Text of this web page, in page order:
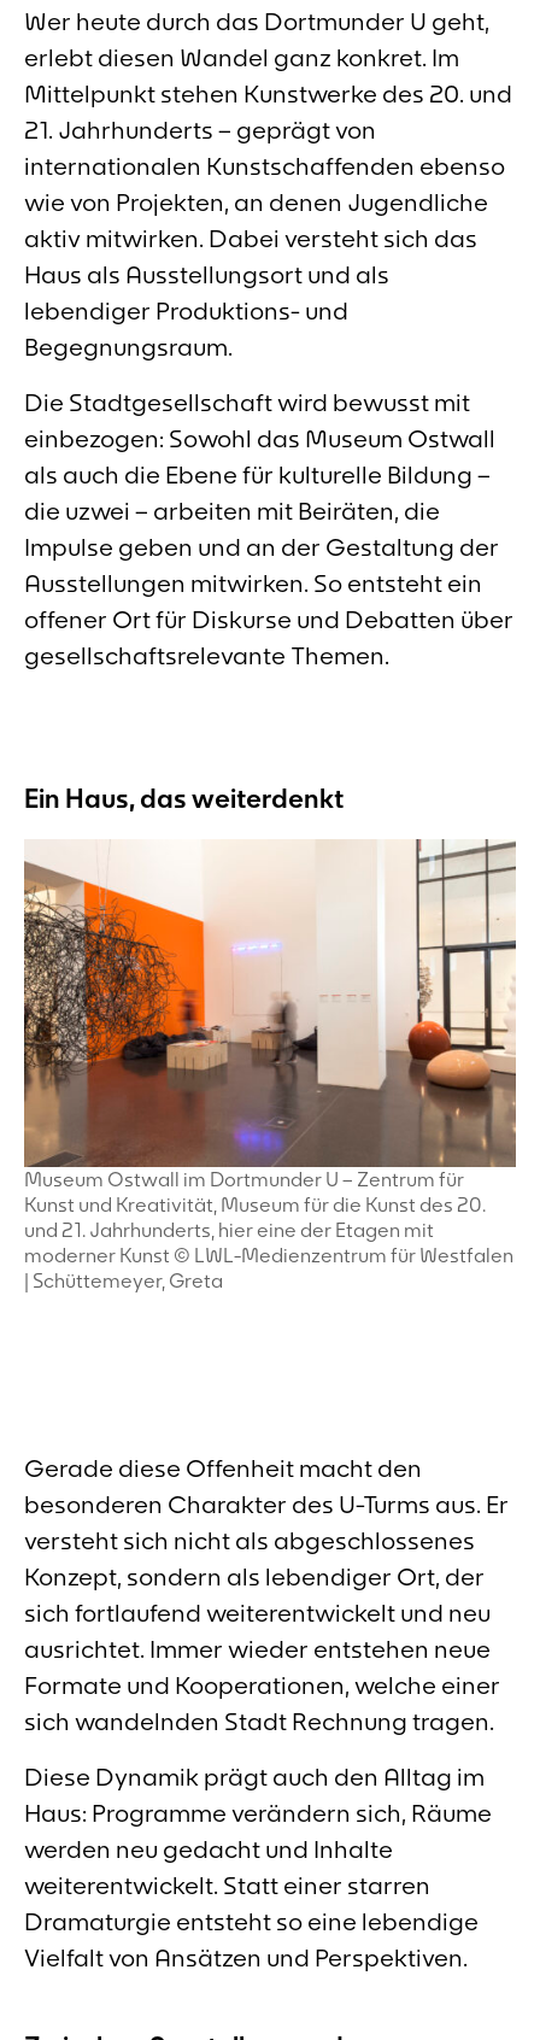
Wer heute durch das Dortmunder U geht,
erlebt diesen Wandel ganz konkret. Im
Mittelpunkt stehen Kunstwerke des 20. und
21. Jahrhunderts – geprägt von
internationalen Kunstschaffenden ebenso
wie von Projekten, an denen Jugendliche
aktiv mitwirken. Dabei versteht sich das
Haus als Ausstellungsort und als
lebendiger Produktions- und
Begegnungsraum.
Die Stadtgesellschaft wird bewusst mit
einbezogen: Sowohl das Museum Ostwall
als auch die Ebene für kulturelle Bildung –
die uzwei – arbeiten mit Beiräten, die
Impulse geben und an der Gestaltung der
Ausstellungen mitwirken. So entsteht ein
offener Ort für Diskurse und Debatten über
gesellschaftsrelevante Themen.
Ein Haus, das weiterdenkt
Museum Ostwall im Dortmunder U – Zentrum für
Kunst und Kreativität, Museum für die Kunst des 20.
und 21. Jahrhunderts, hier eine der Etagen mit
moderner Kunst © LWL-Medienzentrum für Westfalen
| Schüttemeyer, Greta
Gerade diese Offenheit macht den
besonderen Charakter des U-Turms aus. Er
versteht sich nicht als abgeschlossenes
Konzept, sondern als lebendiger Ort, der
sich fortlaufend weiterentwickelt und neu
ausrichtet. Immer wieder entstehen neue
Formate und Kooperationen, welche einer
sich wandelnden Stadt Rechnung tragen.
Diese Dynamik prägt auch den Alltag im
Haus: Programme verändern sich, Räume
werden neu gedacht und Inhalte
weiterentwickelt. Statt einer starren
Dramaturgie entsteht so eine lebendige
Vielfalt von Ansätzen und Perspektiven.